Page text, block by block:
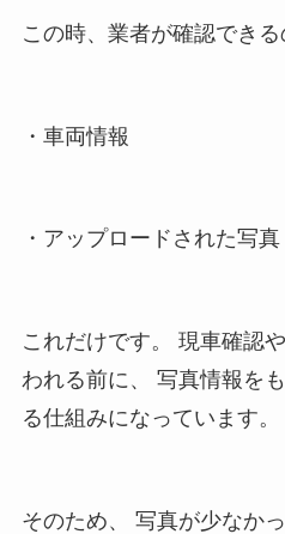
この時、業者が確認できる
・車両情報
・アップロードされた写真
これだけです。 現車確認
われる前に、 写真情報を
る仕組みになっています。
そのため、 写真が少なか